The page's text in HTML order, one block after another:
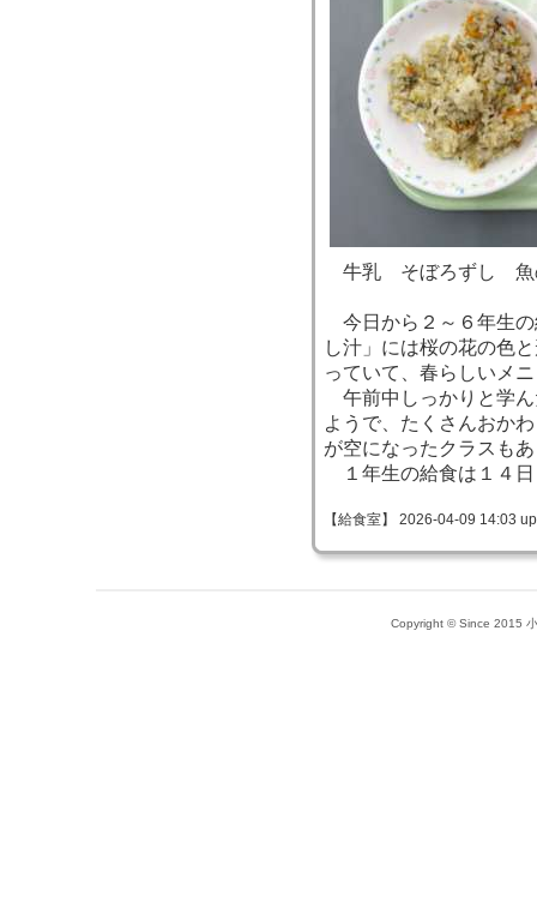
牛乳 そぼろずし 魚
今日から２～６年生の
し汁」には桜の花の色
っていて、春らしいメ
午前中しっかりと学ん
ようで、たくさんおか
が空になったクラスも
１年生の給食は１４
【給食室】 2026-04-09 14:03
Copyright © Since 2015